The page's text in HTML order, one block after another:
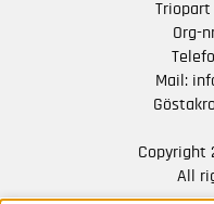
Org-
Mail:
Copyright
All